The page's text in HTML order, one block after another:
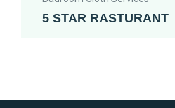
5 STAR RASTURANT